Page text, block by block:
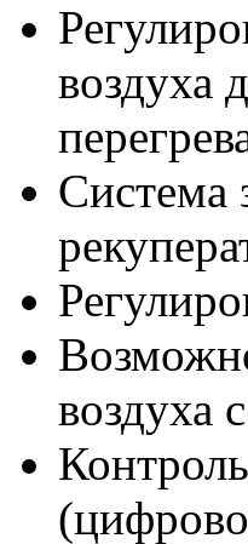
воздуха
Система
воздуха